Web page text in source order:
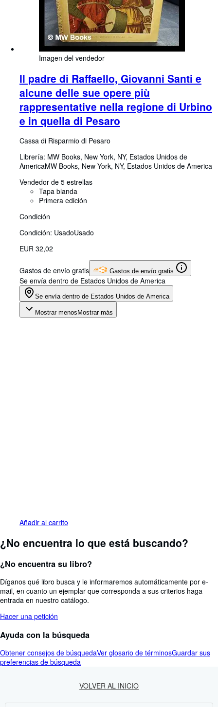
Imagen del vendedor
Il padre di Raffaello, Giovanni Santi e
alcune delle sue opere più
rappresentative nella regione di Urbino
e in quella di Pesaro
Cassa di Risparmio di Pesaro
Librería: MW Books, New York, NY, Estados Unidos de
AmericaMW Books, New York, NY, Estados Unidos de America
Vendedor de 5 estrellas
Tapa blanda
Primera edición
Condición
Condición: UsadoUsado
EUR 32,02
Gastos de envío gratis Gastos de envío gratis
Se envía dentro de Estados Unidos de America
Se envía dentro de Estados Unidos de America
Mostrar menos Mostrar más
Añadir al carrito
¿No encuentra lo que está buscando?
¿No encuentra su libro?
Díganos qué libro busca y le informaremos automáticamente por e-
mail, en cuanto un ejemplar que corresponda a sus criterios haga
entrada en nuestro catálogo.
Hacer una petición
Ayuda con la búsqueda
Obtener consejos de búsquedaVer glosario de términosGuardar sus
preferencias de búsqueda
VOLVER AL INICIO